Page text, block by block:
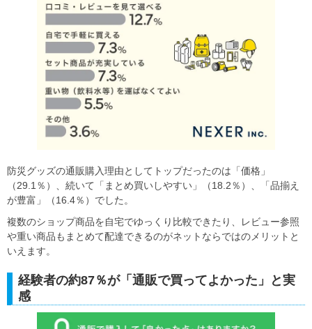
防災グッズの通販購入理由としてトップだったのは「価格」
（29.1％）、続いて「まとめ買いしやすい」（18.2％）、「品揃え
が豊富」（16.4％）でした。
複数のショップ商品を自宅でゆっくり比較できたり、レビュー参照
や重い商品もまとめて配達できるのがネットならではのメリットと
いえます。
経験者の約87％が「通販で買ってよかった」と実
感